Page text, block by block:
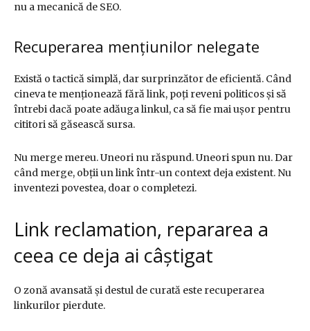
nu a mecanică de SEO.
Recuperarea mențiunilor nelegate
Există o tactică simplă, dar surprinzător de eficientă. Când
cineva te menționează fără link, poți reveni politicos și să
întrebi dacă poate adăuga linkul, ca să fie mai ușor pentru
cititori să găsească sursa.
Nu merge mereu. Uneori nu răspund. Uneori spun nu. Dar
când merge, obții un link într-un context deja existent. Nu
inventezi povestea, doar o completezi.
Link reclamation, repararea a
ceea ce deja ai câștigat
O zonă avansată și destul de curată este recuperarea
linkurilor pierdute.